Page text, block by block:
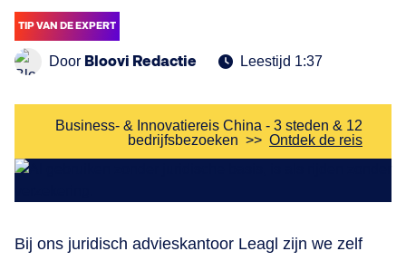
TIP VAN DE EXPERT
Door Bloovi Redactie Leestijd 1:37
Business- & Innovatiereis China - 3 steden & 12
bedrijfsbezoeken >> Ontdek de reis
​Bij ons juridisch advieskantoor Leagl zijn we zelf